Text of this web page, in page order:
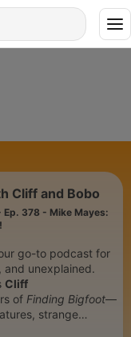
Cliff and Bobo
Ep. 378 - Mike Mayes:
go-to podcast for
unexplained.
Cliff
of Finding Bigfoot—
strange
From